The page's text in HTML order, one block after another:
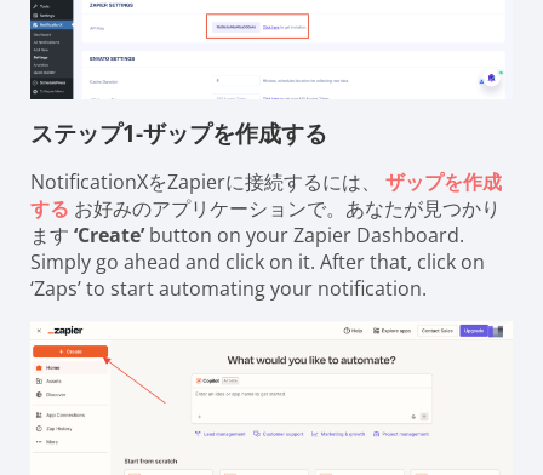
ステップ1-ザップを作成する
NotificationXをZapierに接続するには、 ザップを作成
する お好みのアプリケーションで。あなたが見つかり
ます ‘Create’button on your Zapier Dashboard.
Simply go ahead and click on it. After that, click on
‘Zaps’ to start automating your notification.